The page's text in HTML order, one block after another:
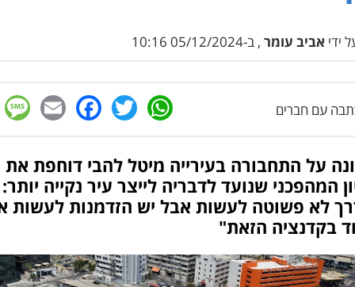
ידי אביב עומר , ב-05/12/2024 10:16
עם חברים WhatsApp
Twitter
על התחבורה בעירייה מיטל להבי דוחפת את
המהפכני שנועד לדבריה לייצר עיר נקייה
לא פשוטה לעשות אבל יש הזדמנות לעשות
בקדנציה הזאת"